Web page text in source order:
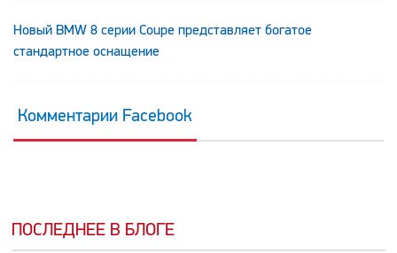
Новый BMW 8 серии Coupe представляет богатое
стандартное оснащение
Комментарии Facebook
ПОСЛЕДНЕЕ В БЛОГЕ